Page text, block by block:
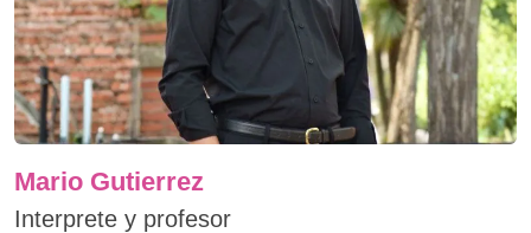
Mario Gutierrez
Interprete y profesor